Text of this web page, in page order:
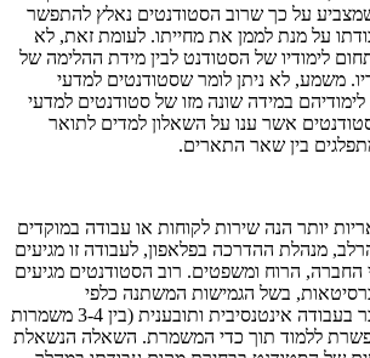
על כך שרוב הסטודנטים נאלץ להתפשר
על מנת לממן את מחייתו. לעומת זאת, לא
לימודיו של הסטודנט לבין מידת ההלימה של
משמע, לא ניתן לומר שסטודנטים למדעי
במידה שונה מזו של סטודנטים למדעי
למשל. 85% מהסטודנטים אשר ענו על השאלון למדים לתואר
בין שאר התארים.
יותר הנה שירות לקוחות או עבודה במוקדים
מנהלת ההדרכה בפלאפון, לעבודה זו מגיעים
החברה, הרוח ומשפטים. רוב הסטודנטים מגיעים
בשל הגמישות המשתנה כלפי
הסטודנטים. לרוב מדובר בעבודה אינטנסיבית ותובענית (בין 3-4 משמרות
ללמוד תוך כדי המשמרת. השאלה הנשאלת